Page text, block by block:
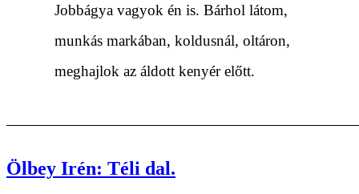
Jobbágya vagyok én is. Bárhol látom,
munkás markában, koldusnál, oltáron,
meghajlok az áldott kenyér előtt.
Ölbey Irén: Téli dal.